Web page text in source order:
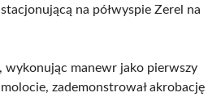
na półwyspie Zerel na
wykonując manewr jako pierwszy
zademonstrował akrobację